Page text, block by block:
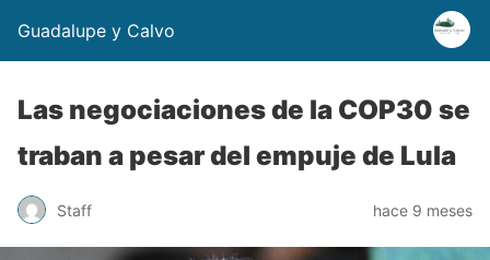
Guadalupe y Calvo
Las negociaciones de la COP30 se
traban a pesar del empuje de Lula
Staff hace 9 meses